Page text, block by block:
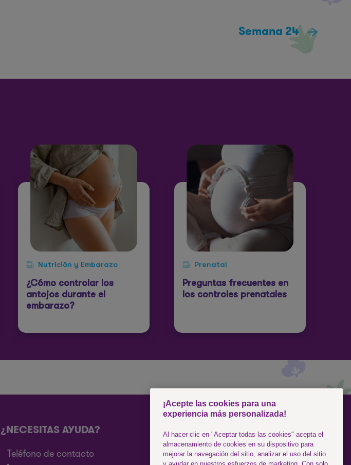
Semana 24
Nutrición y Embarazo
¿Cómo controlar los
antojos durante el
embarazo?
Prenatal
Preguntas frecuentes en
los controles prenatales
¿NECESITAS AYUDA?
Teléfono de contacto
SÍGUENOS
Facebook
¡Acepte las cookies para una
experiencia más personalizada!
Al hacer clic en "Aceptar todas las cookies" acepta el
almacenamiento de cookies en su dispositivo para
mejorar la navegación del sitio, analizar el uso del sitio